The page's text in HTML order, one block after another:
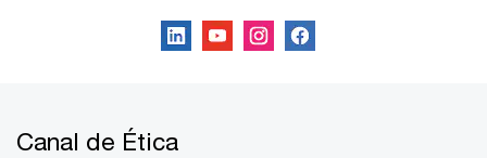
Canal de Ética